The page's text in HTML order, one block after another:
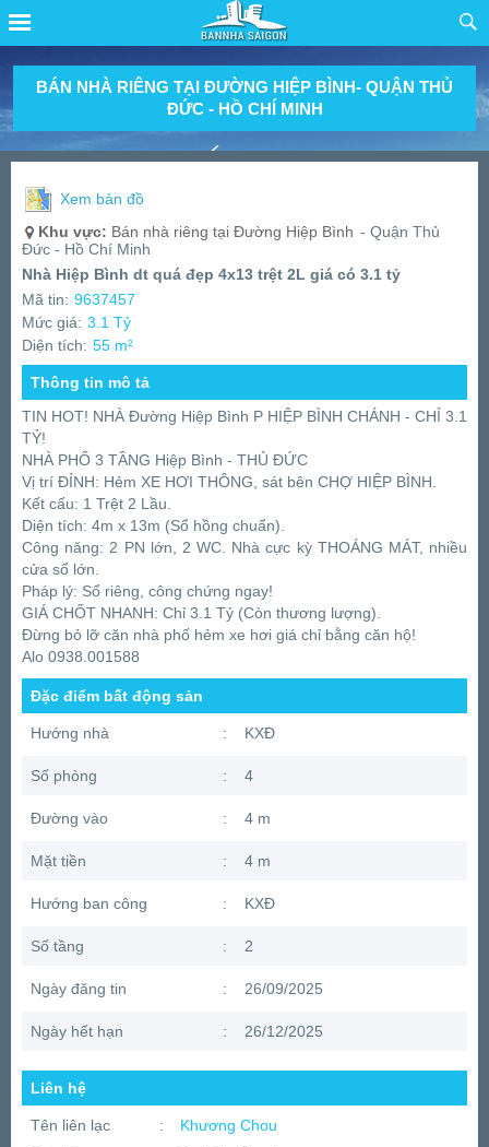
BÁN NHÀ RIÊNG TẠI ĐƯỜNG HIỆP BÌNH- QUẬN THỦ
ĐỨC - HỒ CHÍ MINH
Xem bản đồ
Khu vực: Bán nhà riêng tại Đường Hiệp Bình - Quận Thủ
Đức - Hồ Chí Minh
Nhà Hiệp Bình dt quá đẹp 4x13 trệt 2L giá có 3.1 tỷ
Mã tin: 9637457
Mức giá: 3.1 Tỷ
Diện tích: 55 m²
Thông tin mô tả
TIN HOT! NHÀ Đường Hiệp Bình P HIỆP BÌNH CHÁNH - CHỈ 3.1
TỶ!
NHÀ PHỐ 3 TẦNG Hiệp Bình - THỦ ĐỨC
Vị trí ĐỈNH: Hẻm XE HƠI THÔNG, sát bên CHỢ HIỆP BÌNH.
Kết cấu: 1 Trệt 2 Lầu.
Diện tích: 4m x 13m (Sổ hồng chuẩn).
Công năng: 2 PN lớn, 2 WC. Nhà cực kỳ THOÁNG MÁT, nhiều
cửa sổ lớn.
Pháp lý: Sổ riêng, công chứng ngay!
GIÁ CHỐT NHANH: Chỉ 3.1 Tỷ (Còn thương lượng).
Đừng bỏ lỡ căn nhà phố hẻm xe hơi giá chỉ bằng căn hộ!
Alo 0938.001588
Đặc điểm bất động sản
Hướng nhà : KXĐ
Số phòng : 4
Đường vào : 4 m
Mặt tiền : 4 m
Hướng ban công : KXĐ
Số tầng : 2
Ngày đăng tin : 26/09/2025
Ngày hết hạn : 26/12/2025
Liên hệ
Tên liên lạc :
Khương Chou